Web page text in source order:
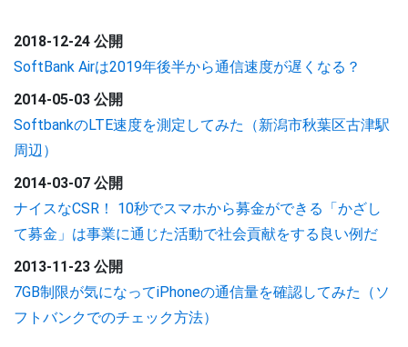
2018-12-24 公開
SoftBank Airは2019年後半から通信速度が遅くなる？
2014-05-03 公開
SoftbankのLTE速度を測定してみた（新潟市秋葉区古津駅
周辺）
2014-03-07 公開
ナイスなCSR！ 10秒でスマホから募金ができる「かざし
て募金」は事業に通じた活動で社会貢献をする良い例だ
2013-11-23 公開
7GB制限が気になってiPhoneの通信量を確認してみた（ソ
フトバンクでのチェック方法）